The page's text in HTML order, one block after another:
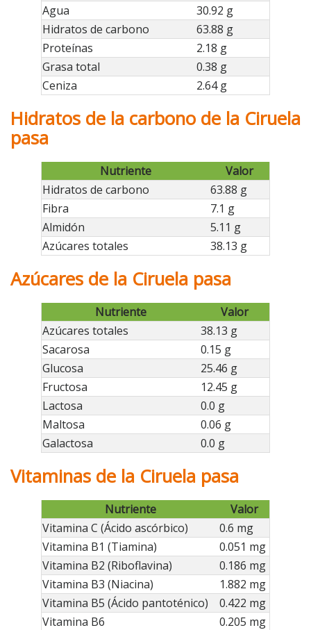
Agua
30.92 g
Hidratos de carbono
63.88 g
Proteínas
2.18 g
Grasa total
0.38 g
Ceniza
2.64 g
Hidratos de la carbono de la Ciruela
pasa
Nutriente
Valor
Hidratos de carbono
63.88 g
Fibra
7.1 g
Almidón
5.11 g
Azúcares totales
38.13 g
Azúcares de la Ciruela pasa
Nutriente
Valor
Azúcares totales
38.13 g
Sacarosa
0.15 g
Glucosa
25.46 g
Fructosa
12.45 g
Lactosa
0.0 g
Maltosa
0.06 g
Galactosa
0.0 g
Vitaminas de la Ciruela pasa
Nutriente
Valor
Vitamina C (Ácido ascórbico)
0.6 mg
Vitamina B1 (Tiamina)
0.051 mg
Vitamina B2 (Riboflavina)
0.186 mg
Vitamina B3 (Niacina)
1.882 mg
Vitamina B5 (Ácido pantoténico)
0.422 mg
Vitamina B6
0.205 mg